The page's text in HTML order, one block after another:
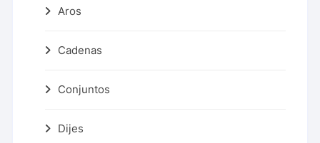
Aros
Cadenas
Conjuntos
Dijes